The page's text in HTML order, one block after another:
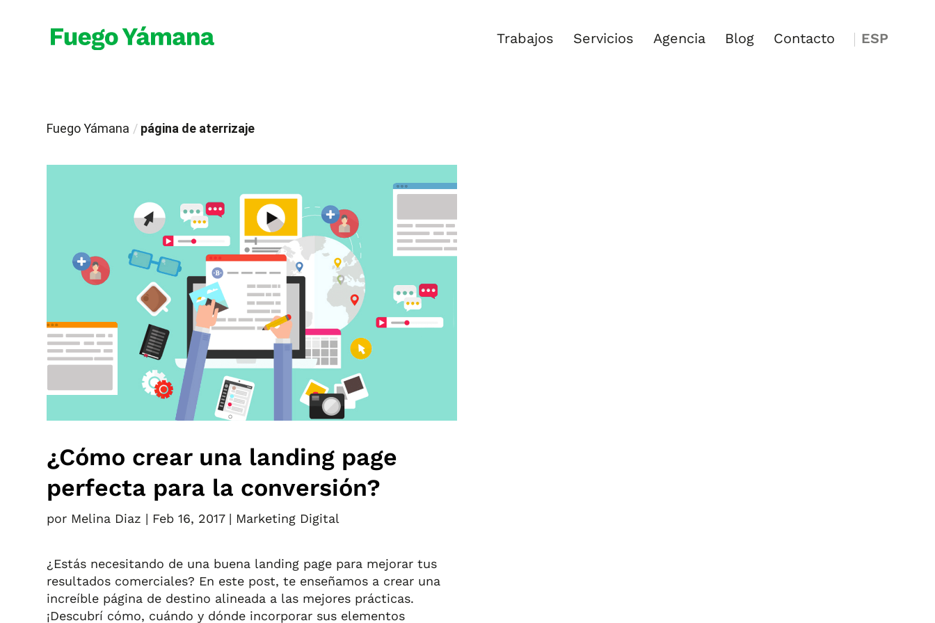
Trabajos Servicios Agencia Blog Contacto ESP
Fuego Yámana / página de aterrizaje
¿Cómo crear una landing page
perfecta para la conversión?
por Melina Diaz | Feb 16, 2017| Marketing Digital
¿Estás necesitando de una buena landing page para mejorar tus
resultados comerciales? En este post, te enseñamos a crear una
increíble página de destino alineada a las mejores prácticas.
¡Descubrí cómo, cuándo y dónde incorporar sus elementos